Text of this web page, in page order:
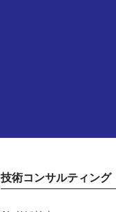
技術コンサルティング